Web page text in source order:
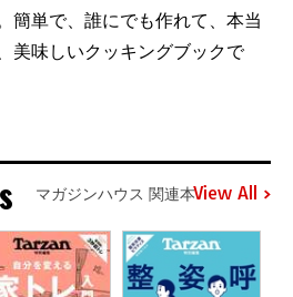
簡単で、誰にでも作れて、本当
美味しいクッキングブックで
マガジンハウス 関連本View All